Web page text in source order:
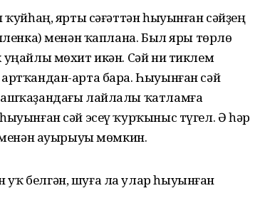
ярты сәғәттән һыуынған сәйҙең
менән ҡаплана. Был яры төрлө
уңайлы мөхит икән. Сәй ни тиклем
арта бара. Һыуынған сәй
лайлалы ҡатламға
сәй эсеү ҡурҡыныс түгел. Ә һәр
менән ауырыуы мөмкин.
белгән, шуға ла улар һыуынған